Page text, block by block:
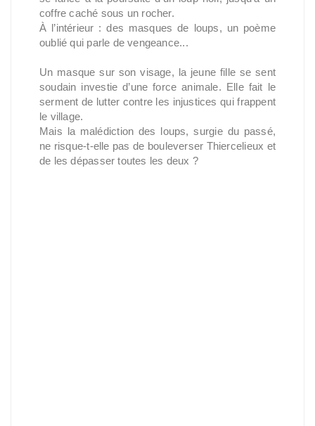
coffre caché sous un rocher.
À l’intérieur : des masques de loups, un poème
oublié qui parle de vengeance...
Un masque sur son visage, la jeune fille se sent
soudain investie d’une force animale. Elle fait le
serment de lutter contre les injustices qui frappent
le village.
Mais la malédiction des loups, surgie du passé,
ne risque-t-elle pas de bouleverser Thiercelieux et
de les dépasser toutes les deux ?